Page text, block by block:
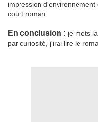
impression
court roman.
En conclusion : je mets
par curiosité, j'irai lire le